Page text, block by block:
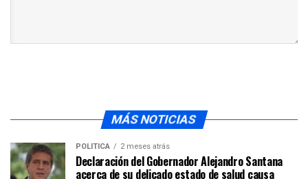
MÁS NOTICIAS
POLÍTICA 2 meses atrás
Declaración del Gobernador Alejandro Santana
acerca de su delicado estado de salud causa